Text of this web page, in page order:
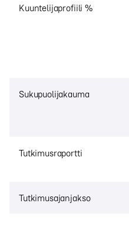
Kuuntelijaprofiili %
Sukupuolijakauma
Tutkimusraportti
Tutkimusajanjakso